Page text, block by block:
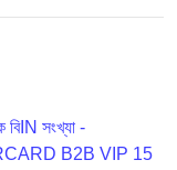
বিIN সংখ্যা -
B2B VIP 15